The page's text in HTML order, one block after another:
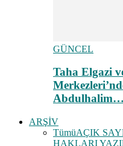
GÜNCEL
Taha Elgazi
Abdulhalim…
ARŞİV
TümüAÇIK
HAKLARI